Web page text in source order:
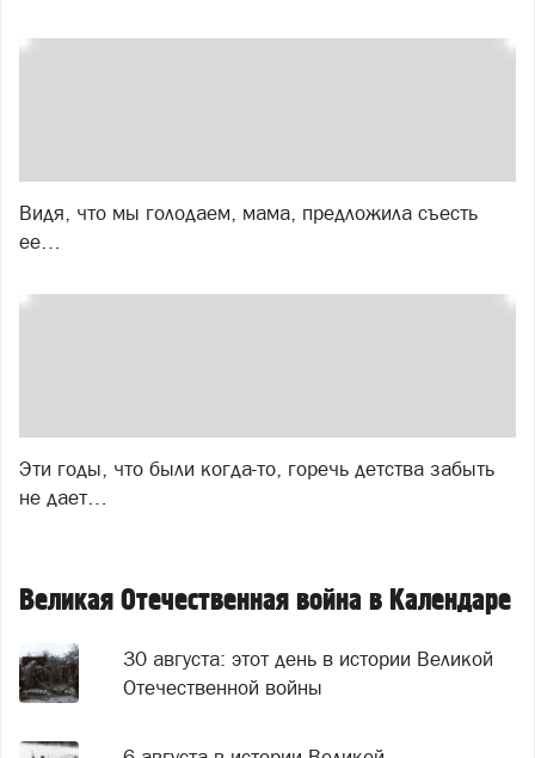
Видя, что мы голодаем, мама, предложила съесть
ее…
Эти годы, что были когда-то, горечь детства забыть
не дает…
Великая Отечественная война в Календаре
30 августа: этот день в истории Великой
Отечественной войны